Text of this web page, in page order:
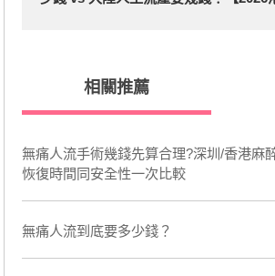
相關推薦
無痛人流手術幾錢先算合理?深圳/香港麻
恢復時間同安全性一次比較
無痛人流到底要多少錢？